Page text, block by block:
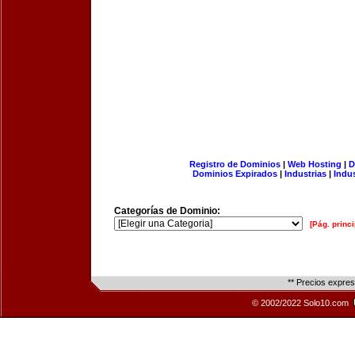
Registro de Dominios| Web Hosting |
Dominios Expirados | Industrias |
Categorías de Dominio:
[Pág.
** Precios
© 2002/2022 Solo10.com